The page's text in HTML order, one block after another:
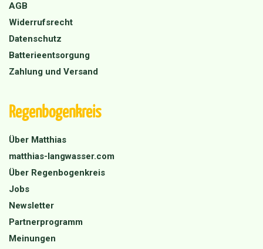
AGB
Widerrufsrecht
Datenschutz
Batterieentsorgung
Zahlung und Versand
Regenbogenkreis
Über Matthias
matthias-langwasser.com
Über Regenbogenkreis
Jobs
Newsletter
Partnerprogramm
Meinungen